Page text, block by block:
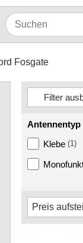
Fosgate
Antennentyp
Klebe (1)